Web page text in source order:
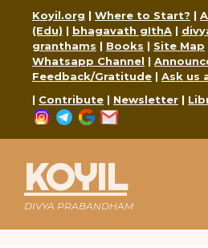
content
Koyil.org | Where to Start? |
(Edu) | bhagavath gIthA |
granthams | Books | Site Map
Whatsapp Channel |
Feedback/Gratitude | Ask us
| Contribute | Newsletter |
Instagram
Telegram
Google
KOYIL
DIVYA PRABANDHAM